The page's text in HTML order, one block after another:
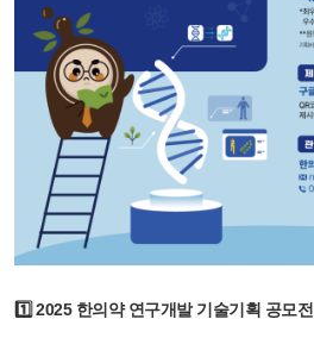
1️⃣ 2025 한의약 연구개발 기술기획 공모전